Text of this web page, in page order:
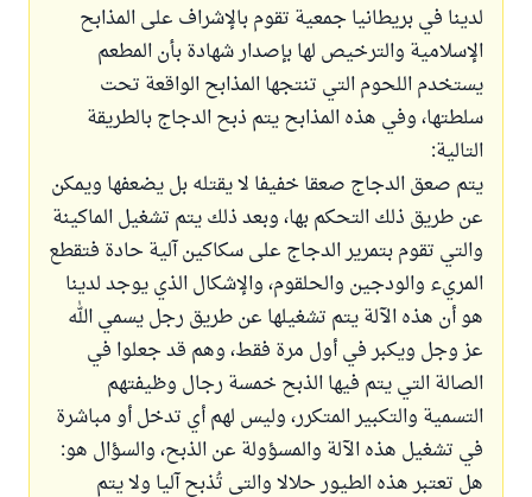
لدينا في بريطانيا جمعية تقوم بالإشراف على المذابح
الإسلامية والترخيص لها بإصدار شهادة بأن المطعم
يستخدم اللحوم التي تنتجها المذابح الواقعة تحت
سلطتها، وفي هذه المذابح يتم ذبح الدجاج بالطريقة
التالية:
يتم صعق الدجاج صعقا خفيفا لا يقتله بل يضعفها ويمكن
عن طريق ذلك التحكم بها، وبعد ذلك يتم تشغيل الماكينة
والتي تقوم بتمرير الدجاج على سكاكين آلية حادة فتقطع
المريء والودجين والحلقوم، والإشكال الذي يوجد لدينا
هو أن هذه الآلة يتم تشغيلها عن طريق رجل يسمي الله
عز وجل ويكبر في أول مرة فقط، وهم قد جعلوا في
الصالة التي يتم فيها الذبح خمسة رجال وظيفتهم
التسمية والتكبير المتكرر، وليس لهم أي تدخل أو مباشرة
في تشغيل هذه الآلة والمسؤولة عن الذبح، والسؤال هو:
هل تعتبر هذه الطيور حلالا والتي تُذبح آليا ولا يتم